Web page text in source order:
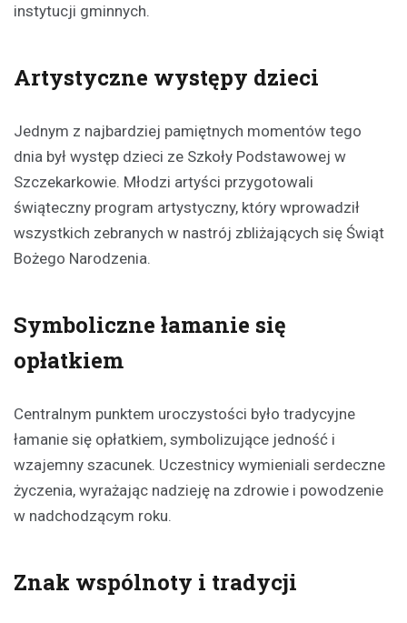
instytucji gminnych.
Artystyczne występy dzieci
Jednym z najbardziej pamiętnych momentów tego
dnia był występ dzieci ze Szkoły Podstawowej w
Szczekarkowie. Młodzi artyści przygotowali
świąteczny program artystyczny, który wprowadził
wszystkich zebranych w nastrój zbliżających się Świąt
Bożego Narodzenia.
Symboliczne łamanie się
opłatkiem
Centralnym punktem uroczystości było tradycyjne
łamanie się opłatkiem, symbolizujące jedność i
wzajemny szacunek. Uczestnicy wymieniali serdeczne
życzenia, wyrażając nadzieję na zdrowie i powodzenie
w nadchodzącym roku.
Znak wspólnoty i tradycji